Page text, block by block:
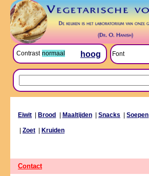
Contrast normaal hoog Font
Eiwit Brood Maaltijden|Snacks |Soepen
Zoet Kruiden
Contact